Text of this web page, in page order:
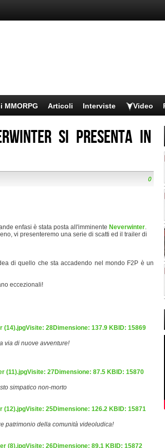
MMORPG Articoli Interviste Video
si presenta in
0
enfasi è stata posta all'imminente Neverwinter.
vi presenteremo una serie di scatti ed il trailer di
di quello che sta accadendo nel mondo F2P è un
eccezionali!
via di nuove avventure!
simpatico non-morto
patrimonio della comunità videoludica!